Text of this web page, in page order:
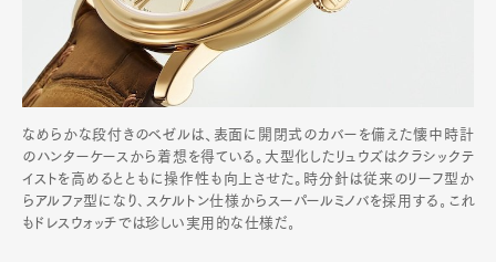
なめらかな段付きのベゼルは、表面に開閉式のカバーを備えた懐中時計
のハンターケースから着想を得ている。大型化したリュウズはクラシックテ
イストを高めるとともに操作性も向上させた。時分針は従来のリーフ型か
らアルファ型になり､スケルトン仕様からスーパールミノバを採用する｡これ
もドレスウォッチでは珍しい実用的な仕様だ｡